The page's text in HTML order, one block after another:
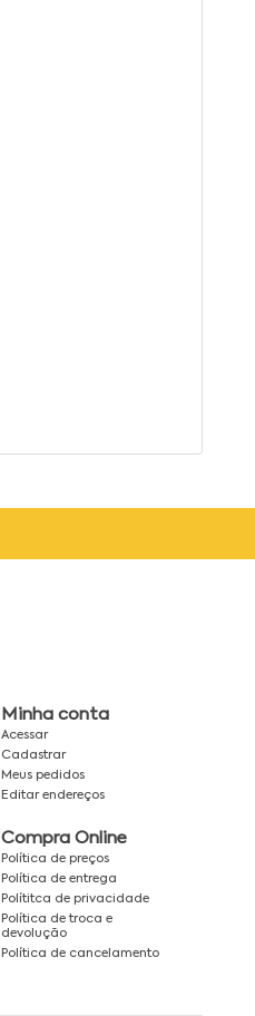
Minha conta
Acessar
Cadastrar
Meus pedidos
Editar endereços
Compra Online
Política de preços
Política de entrega
Polítitca de privacidade
Política de troca e
devolução
Política de cancelamento